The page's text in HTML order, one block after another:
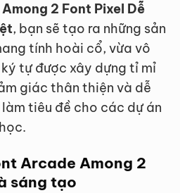
2 Font Pixel Dễ
, bạn sẽ tạo ra những sản
tính hoài cổ, vừa vô
tự được xây dựng tỉ mỉ
giác thân thiện và dễ
tiêu đề cho các dự án
Arcade Among 2
sáng tạo